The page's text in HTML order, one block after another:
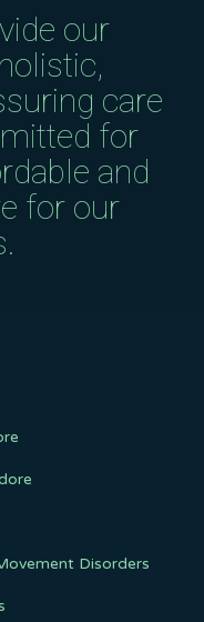
our
care
for
and
for our
Disorders